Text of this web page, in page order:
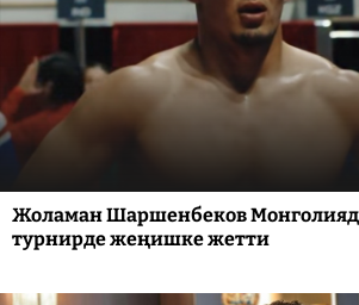
Жоламан Шаршенбеков
турнирде жеңишке жетти